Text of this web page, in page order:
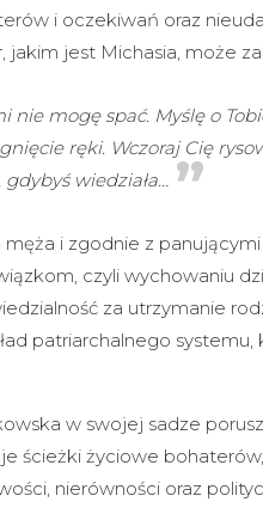
i oczekiwań oraz
jakim jest Michasia, może
nie mogę spać. Myślę o
ręki. Wczoraj Cię
gdybyś wiedziała…
i zgodnie z
czyli wychowaniu
za utrzymanie
patriarchalnego
w swojej sadze
ścieżki życiowe
nierówności oraz